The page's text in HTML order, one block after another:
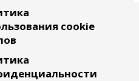
cookie